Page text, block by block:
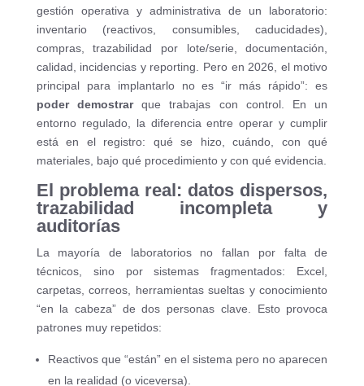
gestión operativa y administrativa de un laboratorio:
inventario (reactivos, consumibles, caducidades),
compras, trazabilidad por lote/serie, documentación,
calidad, incidencias y reporting. Pero en 2026, el motivo
principal para implantarlo no es “ir más rápido”: es
poder demostrarque trabajas con control. En un
entorno regulado, la diferencia entre operar y cumplir
está en el registro: qué se hizo, cuándo, con qué
materiales, bajo qué procedimiento y con qué evidencia.
El problema real: datos dispersos,
trazabilidad incompleta y
auditorías
La mayoría de laboratorios no fallan por falta de
técnicos, sino por sistemas fragmentados: Excel,
carpetas, correos, herramientas sueltas y conocimiento
“en la cabeza” de dos personas clave. Esto provoca
patrones muy repetidos:
Reactivos que “están” en el sistema pero no aparecen
en la realidad (o viceversa).